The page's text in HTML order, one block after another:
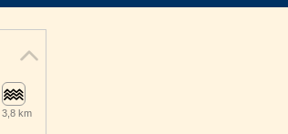
3,8 km